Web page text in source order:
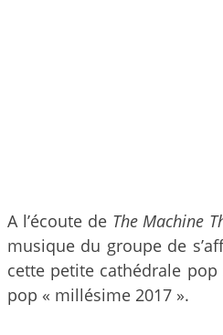
A l’écoute de The Machine
musique du groupe de
cette petite cathédrale
pop « millésime 2017 ».